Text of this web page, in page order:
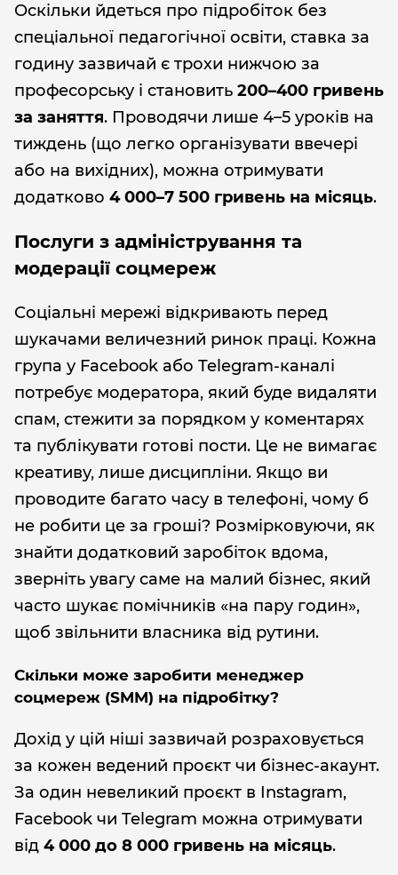
Оскільки йдеться про підробіток без
спеціальної педагогічної освіти, ставка за
годину зазвичай є трохи нижчою за
професорську і становить 200–400 гривень
за заняття. Проводячи лише 4–5 уроків на
тиждень (що легко організувати ввечері
або на вихідних), можна отримувати
додатково 4 000–7 500 гривень на місяць.
Послуги з адміністрування та
модерації соцмереж
Соціальні мережі відкривають перед
шукачами величезний ринок праці. Кожна
група у Facebook або Telegram-каналі
потребує модератора, який буде видаляти
спам, стежити за порядком у коментарях
та публікувати готові пости. Це не вимагає
креативу, лише дисципліни. Якщо ви
проводите багато часу в телефоні, чому б
не робити це за гроші? Розмірковуючи, як
знайти додатковий заробіток вдома,
зверніть увагу саме на малий бізнес, який
часто шукає помічників «на пару годин»,
щоб звільнити власника від рутини.
Скільки може заробити менеджер
соцмереж (SMM) на підробітку?
Дохід у цій ніші зазвичай розраховується
за кожен ведений проєкт чи бізнес-акаунт.
За один невеликий проєкт в Instagram,
Facebook чи Telegram можна отримувати
від 4 000 до 8 000 гривень на місяць.